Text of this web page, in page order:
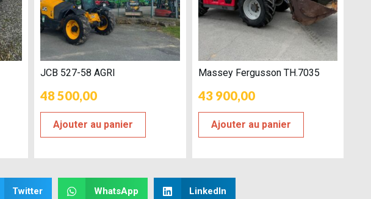
JCB 527-58 AGRI
48 500,00
Ajouter au panier
Massey Fergusson TH.7035
43 900,00
Ajouter au panier
Twitter WhatsApp LinkedIn